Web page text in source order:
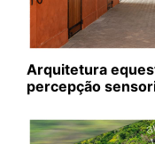
Arquitetura
percepção